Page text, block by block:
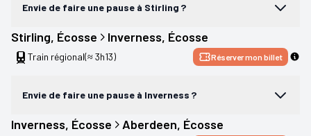
Envie de faire une pause à Stirling ?
Stirling, Écosse Inverness, Écosse
Train régional(≈ 3h13) Réserver mon billet
Envie de faire une pause à Inverness ?
Inverness, Écosse Aberdeen, Écosse